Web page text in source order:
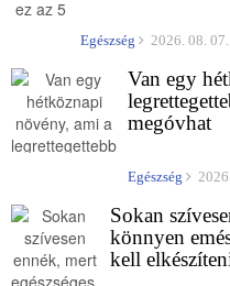
Egészség 2026. 08. 07.
Van egy
megóvhat
Egészség
Sokan
könnyen
kell